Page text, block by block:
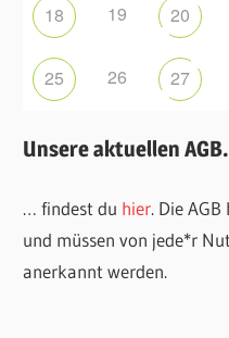
18 19 20
25 26 27
Unsere aktuellen
… findest du hier. Die
und müssen von jede*r
anerkannt werden.